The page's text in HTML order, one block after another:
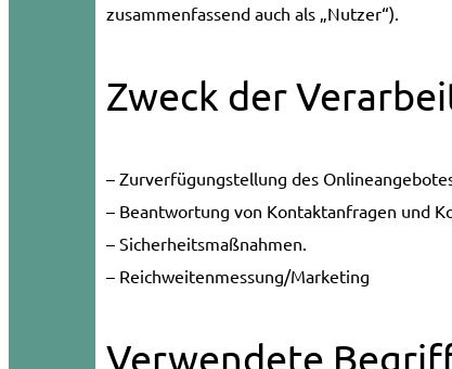
zusammenfassend auch als „Nutzer“).
Zweck der
– Zurverfügungstellung des
– Beantwortung von Kontaktanfragen und
– Sicherheitsmaßnahmen.
– Reichweitenmessung/Marketing
Verwendete